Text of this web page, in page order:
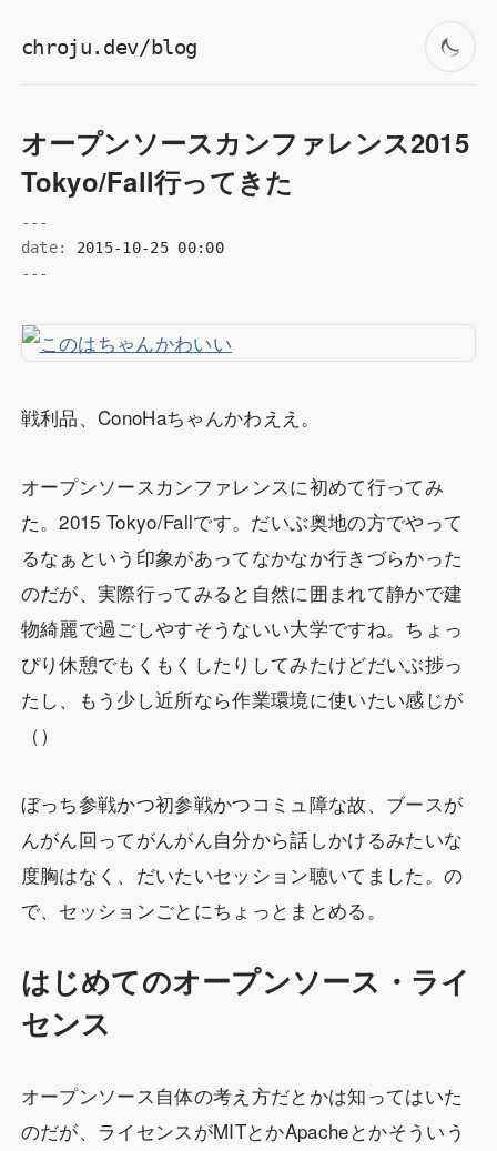
chroju.dev/blog
オープンソースカンファレンス2015
Tokyo/Fall行ってきた
---
date:
2015-10-25 00:00
---
戦利品、ConoHaちゃんかわええ。
オープンソースカンファレンスに初めて行ってみ
た。2015 Tokyo/Fallです。だいぶ奥地の方でやって
るなぁという印象があってなかなか行きづらかった
のだが、実際行ってみると自然に囲まれて静かで建
物綺麗で過ごしやすそうないい大学ですね。ちょっ
ぴり休憩でもくもくしたりしてみたけどだいぶ捗っ
たし、もう少し近所なら作業環境に使いたい感じが
（）
ぼっち参戦かつ初参戦かつコミュ障な故、ブースが
んがん回ってがんがん自分から話しかけるみたいな
度胸はなく、だいたいセッション聴いてました。の
で、セッションごとにちょっとまとめる。
はじめてのオープンソース・ライ
センス
オープンソース自体の考え方だとかは知ってはいた
のだが、ライセンスがMITとかApacheとかそういう